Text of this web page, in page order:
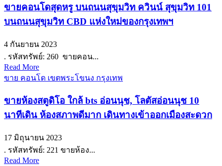
ขายคอนโดสุดหรู บนถนนสุขุมวิท ควินน์ สุขุมวิท 101
บนถนนสุขุมวิท CBD แห่งใหม่ของกรุงเทพฯ
4 กันยายน 2023
. รหัสทรัพย์: 260 ขายคอน...
Read More
ขาย คอนโด เขตพระโขนง กรุงเทพ
ขายห้องสตูดิโอ ใกล้ bts อ่อนนุช, โลตัสอ่อนนุช 10
นาทีเดิน ห้องสภาพดีมาก เดินทางเข้าออกเมืองสะดวก
17 มิถุนายน 2023
. รหัสทรัพย์: 221 ขายห้อง...
Read More